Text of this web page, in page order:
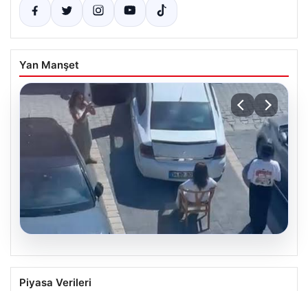
Yan Manşet
05.08.2026
Yalova’da Şaşırtan Engelleme: Kafe
Piyasa Verileri